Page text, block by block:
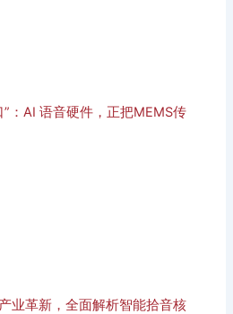
：AI 语音硬件，正把MEMS传
业革新，全面解析智能拾音核